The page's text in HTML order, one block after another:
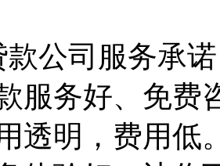
款公司服务承
服务好、免费
透明，费用低